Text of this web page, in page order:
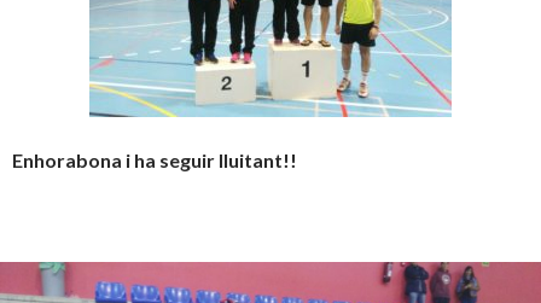
Enhorabona i ha seguir lluitant!!